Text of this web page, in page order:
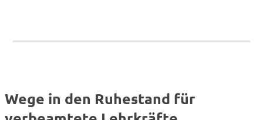
Wege in den Ruhestand für